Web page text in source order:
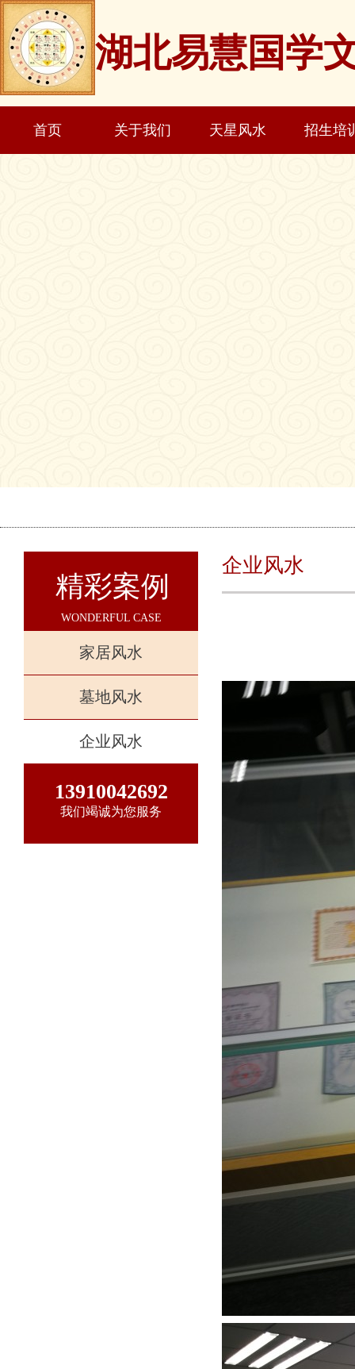
湖北易慧国学
首页 关于我们 天星风水 招生培
精彩案例
WONDERFUL CASE
家居风水
墓地风水
企业风水
13910042692
我们竭诚为您服务
企业风水